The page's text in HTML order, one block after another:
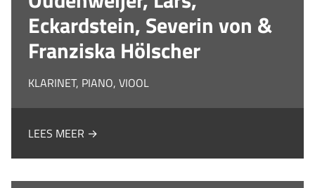
Eckardstein, Severin von &
Franziska Hölscher
KLARINET, PIANO, VIOOL
LEES MEER →